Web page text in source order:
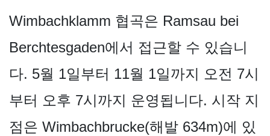
Wimbachklamm 협곡은 Ramsau bei
Berchtesgaden에서 접근할 수 있습니
다. 5월 1일부터 11월 1일까지 오전 7시
부터 오후 7시까지 운영됩니다. 시작 지
점은 Wimbachbrucke(해발 634m)에 있